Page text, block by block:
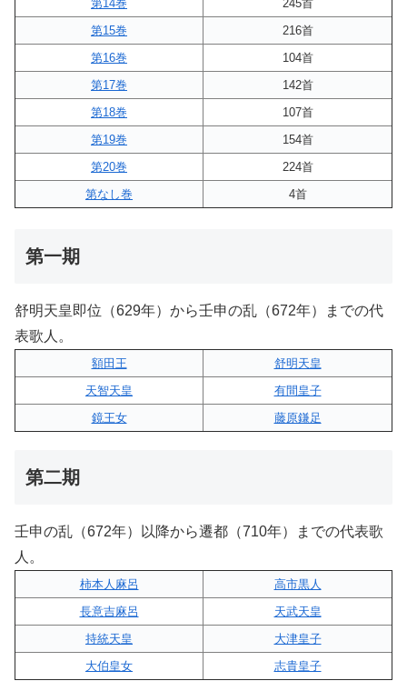
第14巻
245首
第15巻
216首
第16巻
104首
第17巻
142首
第18巻
107首
第19巻
154首
第20巻
224首
第なし巻
4首
第一期
舒明天皇即位（629年）から壬申の乱（672年）までの代
表歌人。
額田王
舒明天皇
天智天皇
有間皇子
鏡王女
藤原鎌足
第二期
壬申の乱（672年）以降から遷都（710年）までの代表歌
人。
柿本人麻呂
高市黒人
長意吉麻呂
天武天皇
持統天皇
大津皇子
大伯皇女
志貴皇子